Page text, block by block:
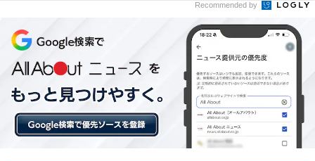
View this post on Instagram
Recommended by